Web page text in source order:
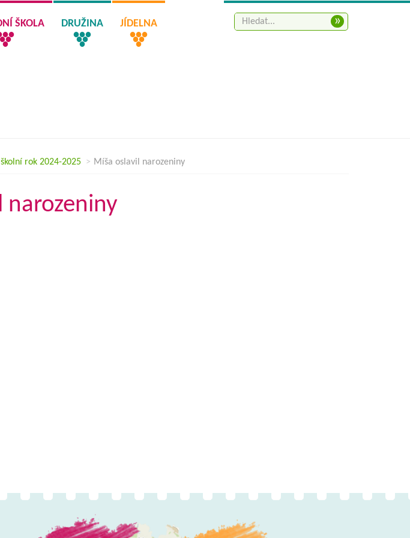
ŠKOLA DRUŽINA JÍDELNA »
rok 2024-2025 Míša oslavil narozeniny
narozeniny